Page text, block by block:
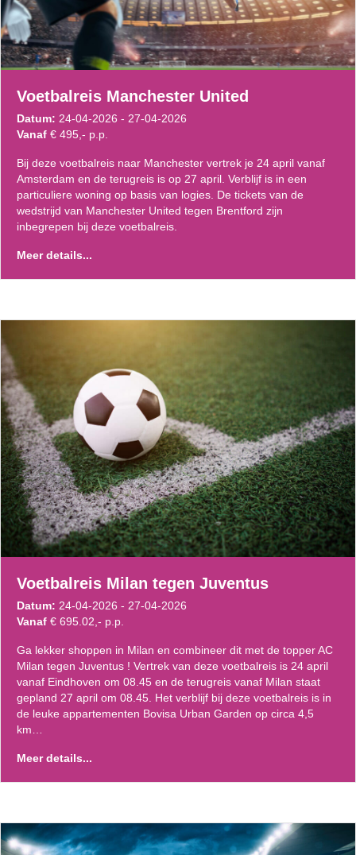
Voetbalreis Manchester United
Datum: 24-04-2026 - 27-04-2026
Vanaf € 495,- p.p.
Bij deze voetbalreis naar Manchester vertrek je 24 april vanaf
Amsterdam en de terugreis is op 27 april. Verblijf is in een
particuliere woning op basis van logies. De tickets van de
wedstrijd van Manchester United tegen Brentford zijn
inbegrepen bij deze voetbalreis.
Meer details...
Voetbalreis Milan tegen Juventus
Datum: 24-04-2026 - 27-04-2026
Vanaf € 695.02,- p.p.
Ga lekker shoppen in Milan en combineer dit met de topper AC
Milan tegen Juventus ! Vertrek van deze voetbalreis is 24 april
vanaf Eindhoven om 08.45 en de terugreis vanaf Milan staat
gepland 27 april om 08.45. Het verblijf bij deze voetbalreis is in
de leuke appartementen Bovisa Urban Garden op circa 4,5
km…
Meer details...